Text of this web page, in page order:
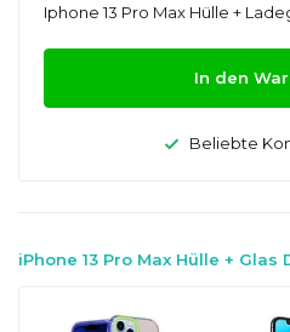
Iphone 13 Pro Max Hülle +
In den
Beliebte
iPhone 13 Pro Max Hülle +